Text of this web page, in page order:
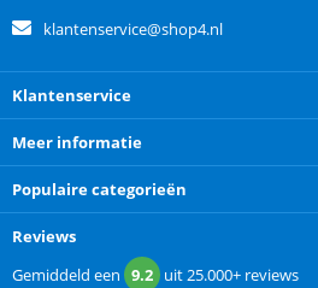
klantenservice@shop4.nl
Klantenservice
Meer informatie
Populaire categorieën
Reviews
Gemiddeld een 9.2 uit25.000+ reviews